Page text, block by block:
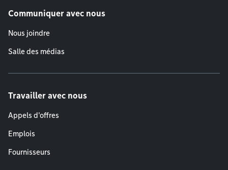
Communiquer avec nous
Nous joindre
Salle des médias
Travailler avec nous
Appels d'offres
Emplois
Fournisseurs